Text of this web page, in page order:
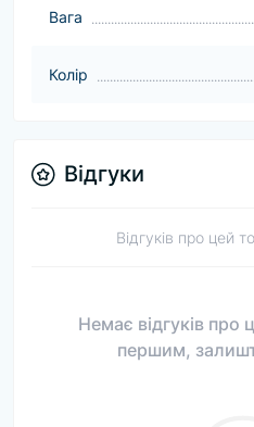
Baга
Колір
Відгуки
Відгуків про цей
Немає відгуків про
першим,